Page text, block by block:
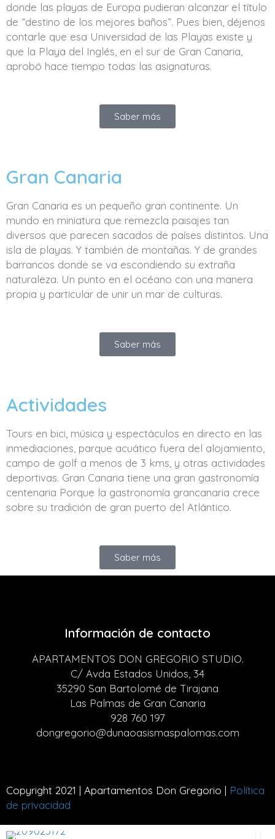
donde las playas de Europa pudieran alcanzar el título
de “destino de los mejores baños”. Pues bien, déjenos
contarle que esa Universidad de las Playas existe y
que la Playa del Inglés, en el sur de Gran Canaria,
aprobó hace tiempo todas las asignaturas.
Saber más
Gran Canaria
Gran Canaria es un pequeño gran continente. Un
mundo en miniatura que remezcla paisajes tan
diversos que parecen sacados de países distintos. Una
isla de playas. Y también de montañas. Y de grandes
barrancos donde se va escondiendo su extraña
naturaleza. Un punto en el océano con una manera
propia y particular de unir un mar de culturas.
Saber más
Actividades
Tours en bici, música y espectáculos en directo en las
inmediaciones, parque acuático fuera del alojamiento,
campo de golf a menos de 3 kms, y otras actividades
deportivas. Gran Canaria tiene una gran gastronomía
centenaria Porque la gastronomía grancanaria crece
sobre su tradición de gran puerto del Atlántico.
Saber más
Información de contacto
APARTAMENTOS DON GREGORIO STUDIO.
C/ Avda Estados Unidos, 34
35290 San Bartolomé de Tirajana
Las Palmas de Gran Canaria
928 760 197
dongregorio@dunaoasismaspalomas.com
Copyright 2021 | Apartamentos Don Gregorio | Política
de privacidad